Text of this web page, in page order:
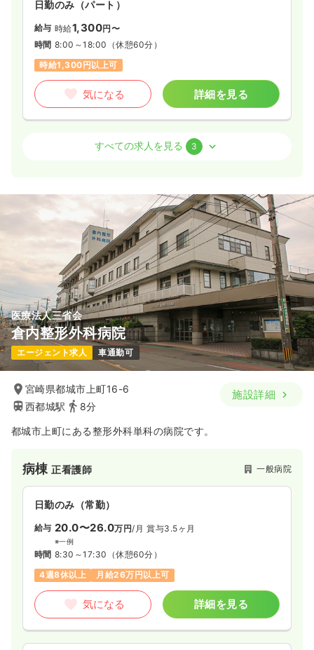
※一例
時間 7:50～16:50（休憩60分）
日祝休み
月給23万円以上可
気になる 詳細を見る
日勤のみ（パート）
時間 7:50～16:50
（休憩60分）
日祝休み
時給1,100円以上可
気になる 詳細を見る
日勤のみ（パート）
給与 時給1,300円〜
時間 8:00～18:00 （休憩60分）
時給1,300円以上可
気になる 詳細を見る
19.5〜28.5 賞与1.5ヶ月
※一例
8:30～17:30（休憩60分）
月給28万円以上可
気になる 詳細を見る
透析正看護師 クリニック
日勤のみ（常勤）
給与 20.5〜25.5万円
※一例
時間 8:30～17:30
月給25万円以上可
時給1,400
時間 8:00～18:00 （休憩60分）
時給1,400円以上可
気になる 詳細を見る
すべての求人を見る 3
医療法人三省会
倉内整形外科病院
エージェント求人 車通勤可
宮崎県都城市上町16-6
西都城駅
8分
施設詳細
都城市上町にある整形外科単科の病院です。
病棟正看護師 一般病院
日勤のみ（常勤）
給与 20.0〜26.0万円/月 賞与3.5ヶ月
※一例
時間 8:30～17:30 （休憩60分）
4週8休以上
月給26万円以上可
気になる 詳細を見る